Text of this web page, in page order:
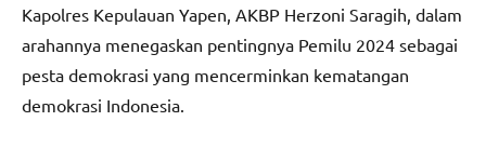
Kapolres Kepulauan Yapen, AKBP Herzoni Saragih, dalam
arahannya menegaskan pentingnya Pemilu 2024 sebagai
pesta demokrasi yang mencerminkan kematangan
demokrasi Indonesia.